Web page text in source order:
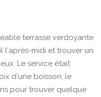
terrasse verdoyante
l'après-midi et trouver un
Le service était
d'une boisson, le
pour trouver quelque